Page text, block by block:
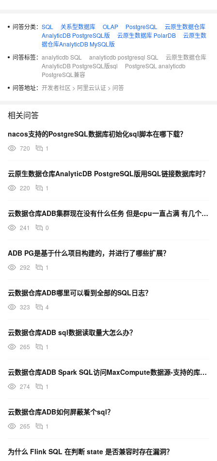
问答分类： SQL 关系型数据库 OLAP PostgreSQL
云原生数据仓库
AnalyticDB PostgreSQL版
云原生数据库 PolarDB
云原生数
据仓库AnalyticDB MySQL版
问答标签： analyticdb SQL analyticdb postgresql SQL
云原生数据仓库
AnalyticDB PostgreSQL版sql
PostgreSQL analyticdb
PostgreSQL兼容
问答地址： 开发者社区 > 阿里云认证 > 问答
相关问答
nacos支持的PostgreSQL数据库初始化sql脚本在哪下载？
720 1
云原生数据仓库AnalyticDB PostgreSQL版用SQL链接数据库时？
220 1
云数据仓库ADB集群现在没有什么任务 但是cpu一直占满 有几个bad sql但是10分钟前就结束了
241 0
ADB PG是基于什么项目构建的，并进行了哪些扩展？
292 1
云数据仓库ADB哪里可以看到全部的SQL日志？
323 4
云数据仓库ADB sql数据读取量大怎么办？
265 1
云数据仓库ADB Spark SQL访问MaxCompute数据源-支持的库表操作
274 1
云数据仓库ADB如何屏蔽某个sql？
265 1
为什么 Flink SQL 在判断 state 是否兼容时存在漏洞？